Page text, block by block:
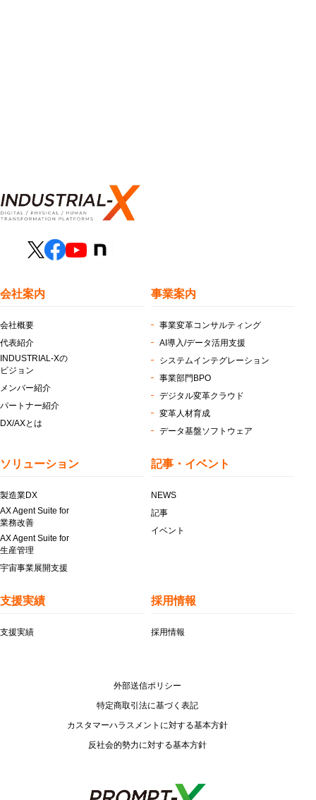
会社案内
会社概要
代表紹介
INDUSTRIAL-Xの
ビジョン
メンバー紹介
パートナー紹介
DX/AXとは
事業案内
事業変革コンサルティング
AI導入/データ活用支援
システムインテグレーション
事業部門BPO
デジタル変革クラウド
変革人材育成
データ基盤ソフトウェア
ソリューション
製造業DX
AX Agent Suite for
業務改善
AX Agent Suite for
生産管理
宇宙事業展開支援
記事・イベント
NEWS
記事
イベント
支援実績
支援実績
採用情報
採用情報
外部送信ポリシー
特定商取引法に基づく表記
カスタマーハラスメントに対する基本方針
反社会的勢力に対する基本方針